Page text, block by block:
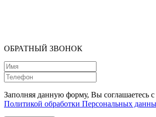
ОБРАТНЫЙ ЗВОНОК
Заполняя данную форму, Вы соглашаетесь с
Политикой обработки Персональных